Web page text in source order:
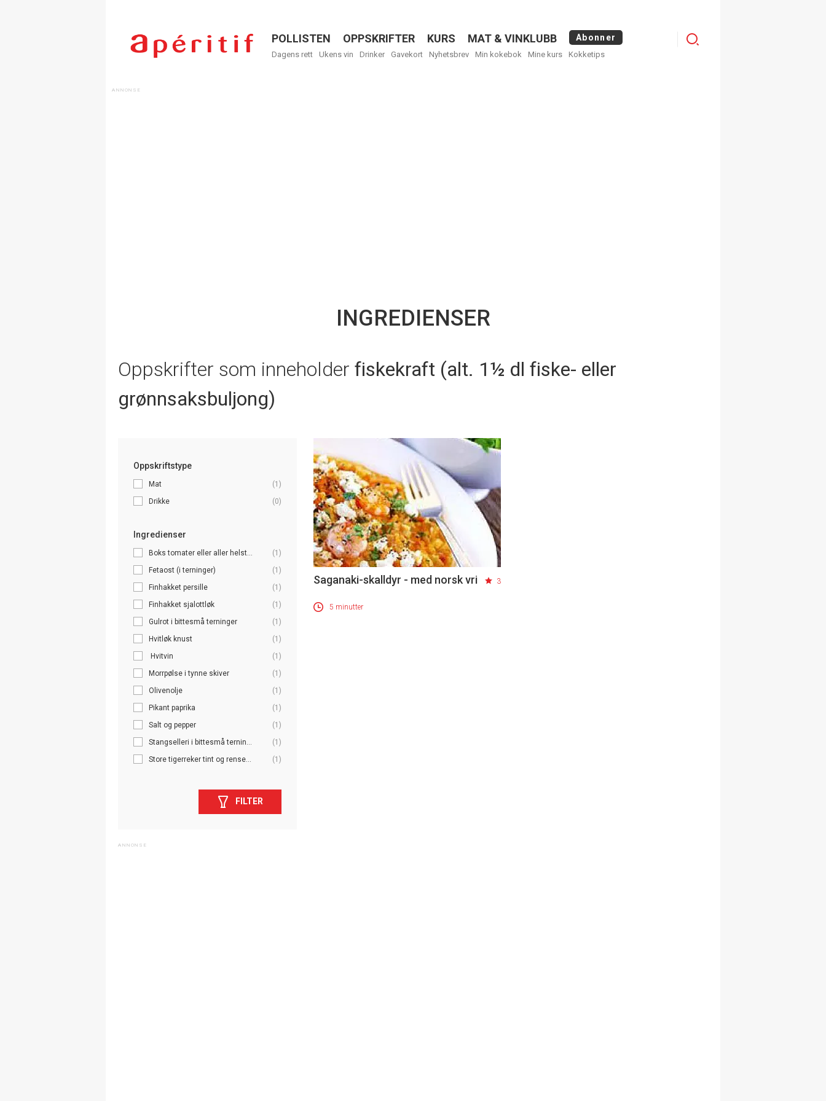
Menu
POLLISTEN OPPSKRIFTER KURS MAT & VINKLUBB Abonner
Dagens rett Ukens vin Drinker Gavekort Nyhetsbrev Min kokebok Mine kurs Kokketips
Logg
INGREDIENSER
Oppskrifter som inneholder fiskekraft (alt. 1½ dl fiske- eller
grønnsaksbuljong)
Oppskriftstype
Mat
(1)
Drikke
(0)
Ingredienser
Boks tomater eller aller helst...
(1)
Fetaost (i terninger)
(1)
Finhakket persille
(1)
Finhakket sjalottløk
(1)
Gulrot i bittesmå terninger
(1)
Hvitløk knust
(1)
Hvitvin
(1)
Morrpølse i tynne skiver
(1)
Olivenolje
(1)
Pikant paprika
(1)
Salt og pepper
(1)
Stangselleri i bittesmå ternin...
(1)
Store tigerreker tint og rense...
(1)
FILTER
Saganaki-skalldyr - med norsk vri 3
5 minutter